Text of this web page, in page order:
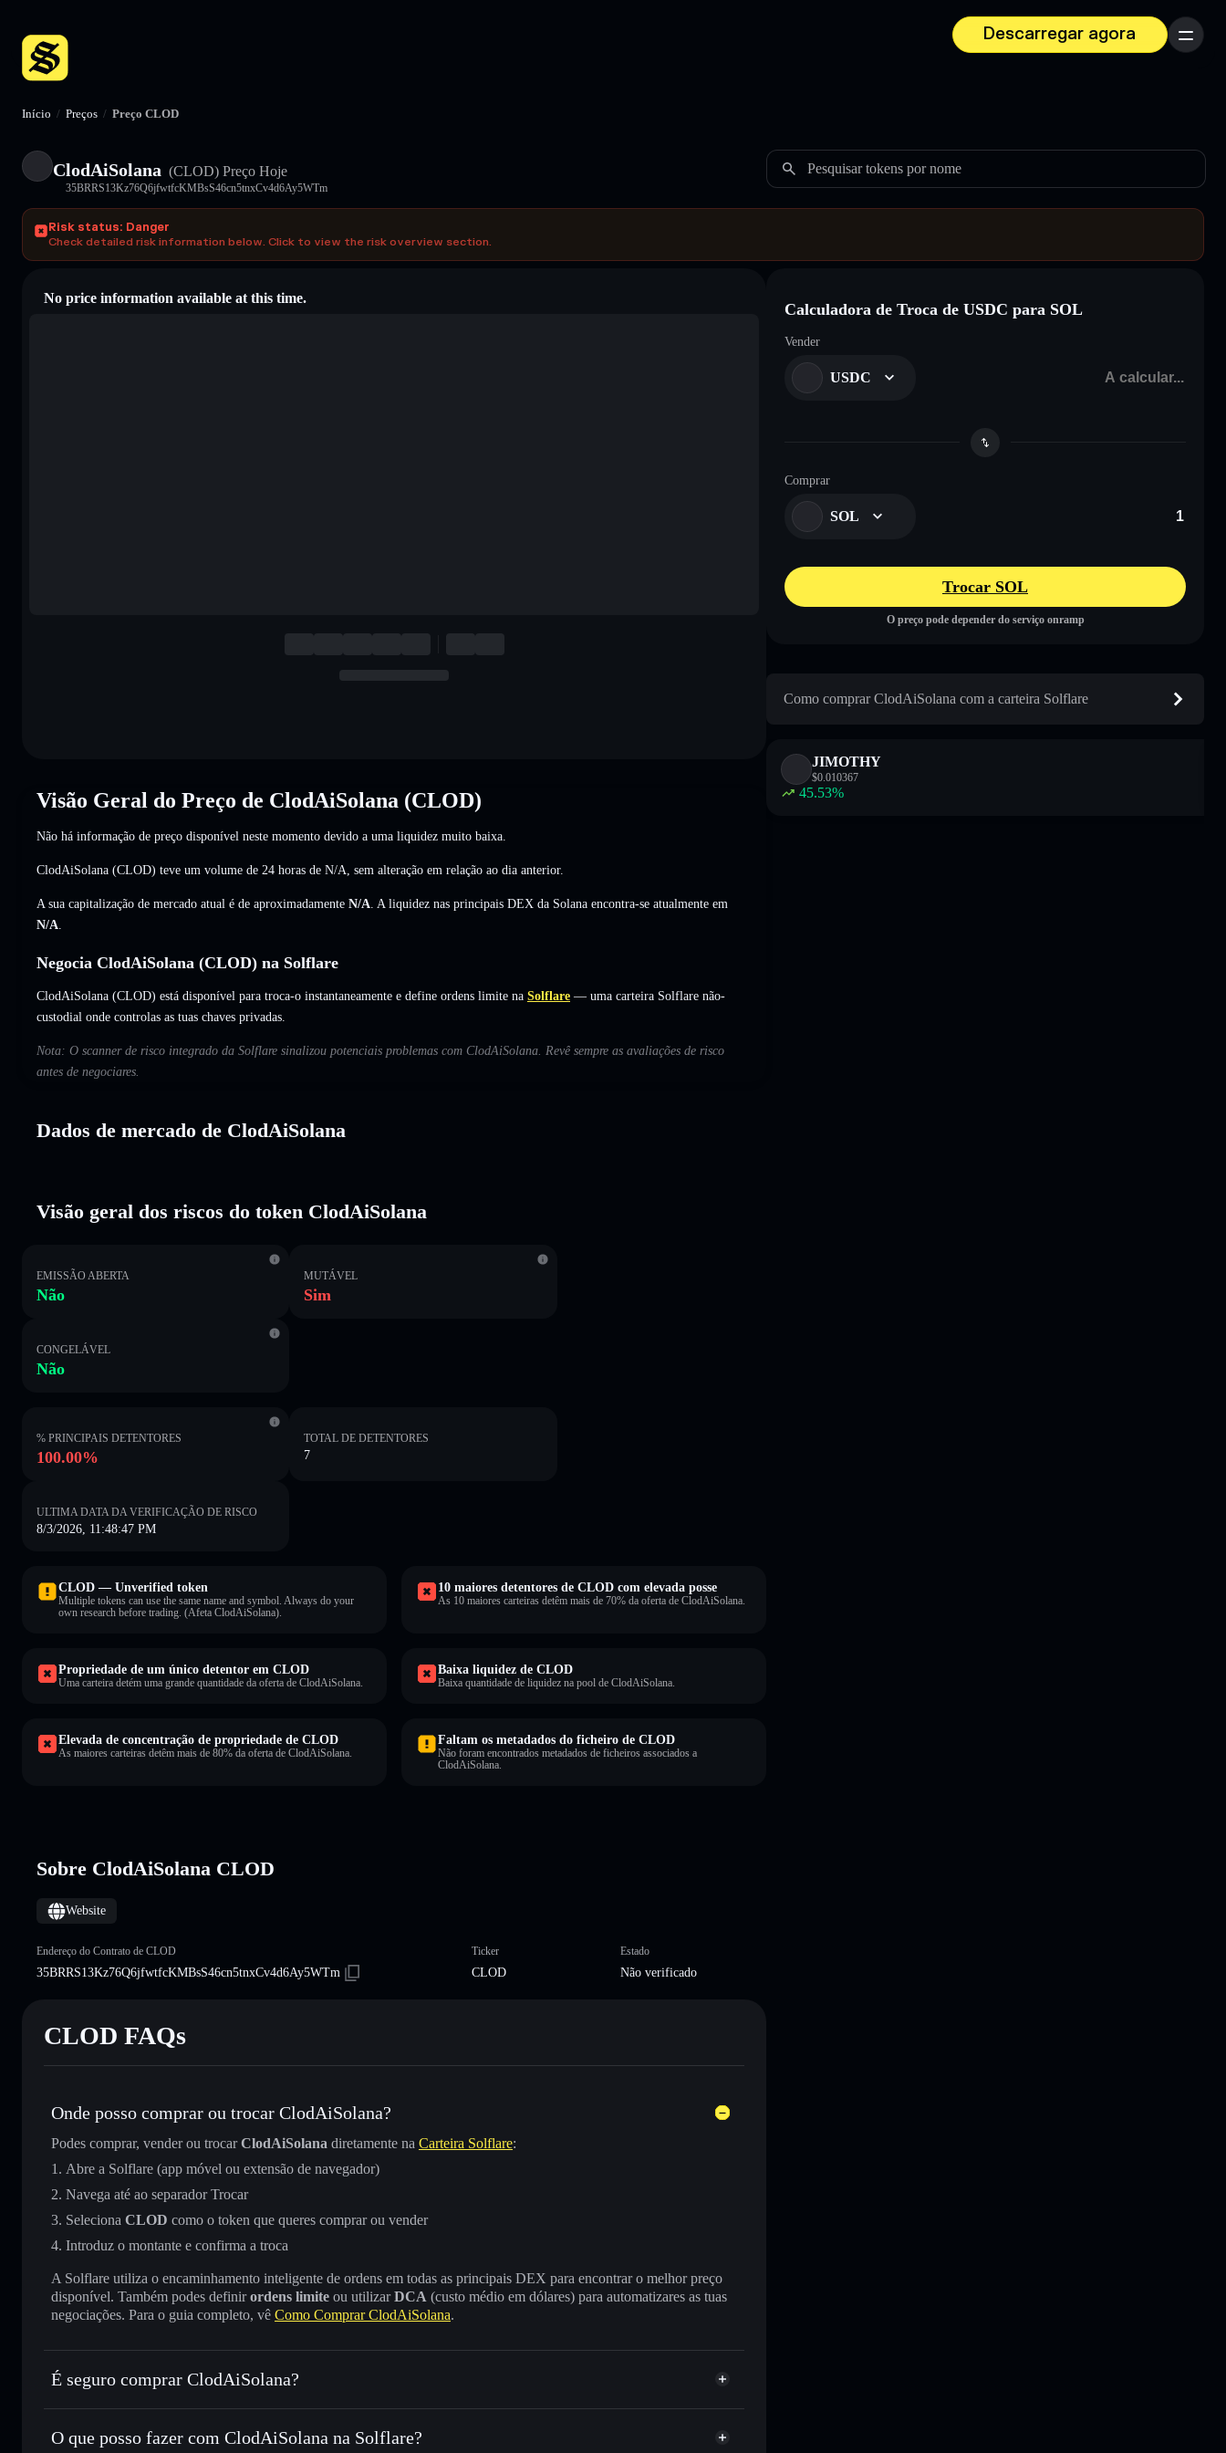
Descarregar agora
Menu
Início / Preços / Preço CLOD
ClodAiSolana (CLOD) Preço Hoje
35BRRS13Kz76Q6jfwtfcKMBsS46cn5tnxCv4d6Ay5WTm
Pesquisar tokens por nome
Risk status: Danger
Check detailed risk information below. Click to view the risk overview section.
No price information available at this time.
Visão Geral do Preço de ClodAiSolana (CLOD)
Não há informação de preço disponível neste momento devido a uma liquidez muito baixa.
ClodAiSolana (CLOD) teve um volume de 24 horas de N/A sem alteração em relação ao dia anterior.
A sua capitalização de mercado atual é de aproximadamente N/A . A liquidez nas principais DEX da Solana encontra-se atualmente em
N/A
Negocia ClodAiSolana (CLOD) na Solflare
ClodAiSolana (CLOD) está disponível para troca-o instantaneamente e define ordens limite na Solflare — uma carteira Solflare não-
custodial onde controlas as tuas chaves privadas.
Nota: O scanner de risco integrado da Solflare sinalizou potenciais problemas com ClodAiSolana. Revê sempre as avaliações de risco
antes de negociares.
Dados de mercado de ClodAiSolana
Visão geral dos riscos do token ClodAiSolana
EMISSÃO ABERTA
Não
MUTÁVEL
Sim
CONGELÁVEL
Não
% PRINCIPAIS DETENTORES
100.00%
TOTAL DE DETENTORES
7
ULTIMA DATA DA VERIFICAÇÃO DE RISCO
8/3/2026, 11:48:47 PM
CLOD — Unverified token
Multiple tokens can use the same name and symbol. Always do your
own research before trading. (Afeta ClodAiSolana).
10 maiores detentores de CLOD com elevada posse
As 10 maiores carteiras detêm mais de 70% da oferta de ClodAiSolana.
Propriedade de um único detentor em CLOD
Uma carteira detém uma grande quantidade da oferta de ClodAiSolana.
Baixa liquidez de CLOD
Baixa quantidade de liquidez na pool de ClodAiSolana.
Elevada de concentração de propriedade de CLOD
As maiores carteiras detêm mais de 80% da oferta de ClodAiSolana.
Faltam os metadados do ficheiro de CLOD
Não foram encontrados metadados de ficheiros associados a
ClodAiSolana.
Sobre ClodAiSolana CLOD
Website
Endereço do Contrato de CLOD
35BRRS13Kz76Q6jfwtfcKMBsS46cn5tnxCv4d6Ay5WTm
Ticker
CLOD
Estado
Não verificado
CLOD FAQs
Onde posso comprar ou trocar ClodAiSolana?
Podes comprar, vender ou trocarClodAiSolana diretamente na Carteira Solflare:
Abre a Solflare (app móvel ou extensão de navegador)
Navega até ao separador Trocar
Seleciona CLOD como o token que queres comprar ou vender
Introduz o montante e confirma a troca
A Solflare utiliza o encaminhamento inteligente de ordens em todas as principais DEX para encontrar o melhor preço
disponível. Também podes definirordens limite ou utilizarDCA (custo médio em dólares) para automatizares as tuas
negociações. Para o guia completo, vê Como Comprar ClodAiSolana.
É seguro comprar ClodAiSolana?
ClodAiSolana não está verificado
O que posso fazer com ClodAiSolana na Solflare?
Calculadora de Troca de USDC para SOL
Vender
USDC
Comprar
SOL
Trocar SOL
O preço pode depender do serviço onramp
Como comprar ClodAiSolana com a carteira Solflare
JIMOTHY
$0.010367
45.53%